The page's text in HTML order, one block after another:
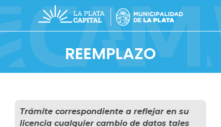
REEMPLAZO
Trámite correspondiente a reflejar en su
licencia cualquier cambio de datos tales